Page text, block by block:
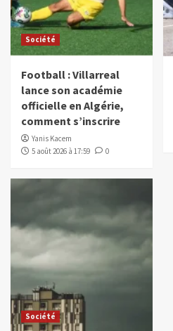
Société
Football : Villarreal
lance son académie
officielle en Algérie,
comment s’inscrire
Yanis Kacem
5 août 2026 à 17:59
0
Société